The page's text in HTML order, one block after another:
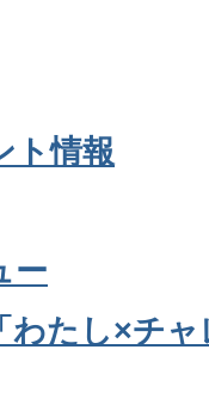
ト情報
ー
わたし×チ